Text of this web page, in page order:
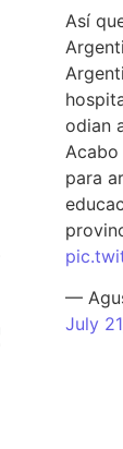
Así
odian
para
—
July